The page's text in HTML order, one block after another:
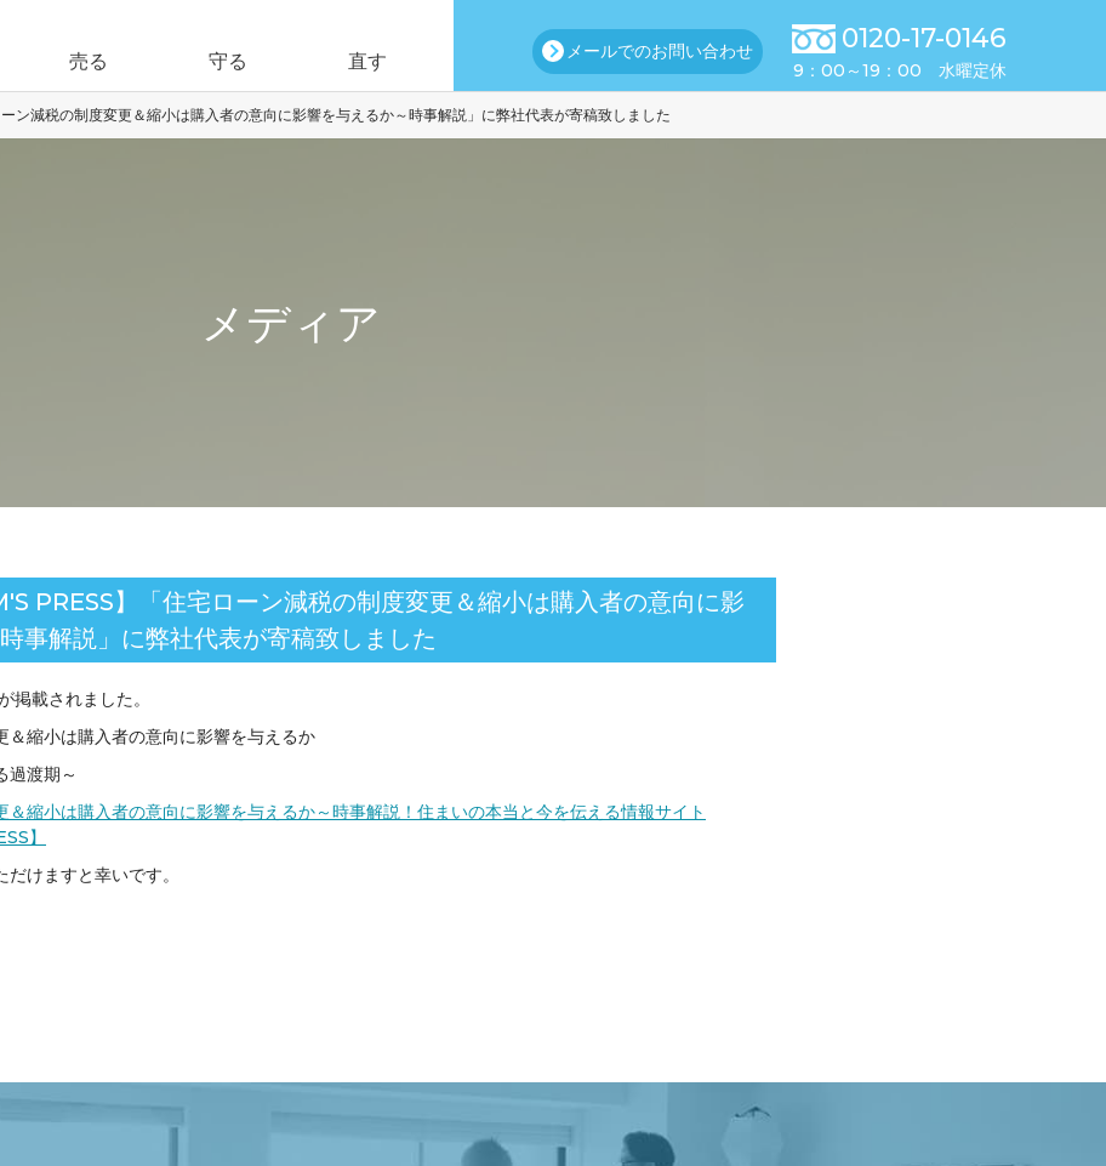
売る 守る 直す メールでのお問い合わせ 0120-17-0146
9：00～19：00 水曜定休
ン減税の制度変更＆縮小は購入者の意向に影響を与えるか～時事解説」に弊社代表が寄稿致しました
メディア
PRESS】「住宅ローン減税の制度変更＆縮小は購入者の意向に影
事解説」に弊社代表が寄稿致しました
掲載されました。
＆縮小は購入者の意向に影響を与えるか
過渡期～
＆縮小は購入者の意向に影響を与えるか～時事解説！住まいの本当と今を伝える情報サイト
】
けますと幸いです。